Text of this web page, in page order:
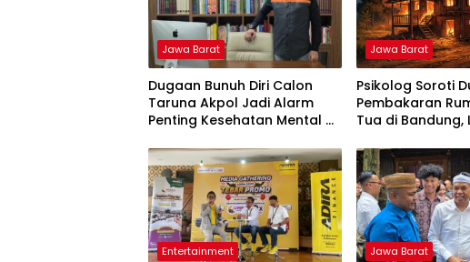
Jawa Barat
Dugaan Bunuh Diri Calon
Taruna Akpol Jadi Alarm
Penting Kesehatan Mental di
Berbasis Disiplin
Jawa Barat
Psikolog Soroti
Pembakaran
Tua di Bandung,
Entertainment Jawa Barat